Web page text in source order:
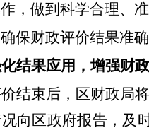
，做到科学合理、
保财政评价结果准确
结果应用，增强财
结束后，区财政局
向区政府报告，及